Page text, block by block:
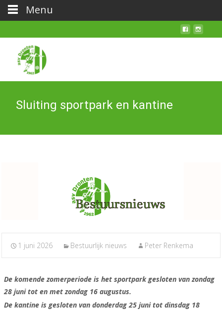
Sluiting sportpark en kantine
1 juni 2026 Bestuurlijk nieuws Peter Renkema
De komende zomerperiode is het sportpark gesloten van zondag
28 juni tot en met zondag 16 augustus.
De kantine is gesloten van donderdag 25 juni tot dinsdag 18
Menu